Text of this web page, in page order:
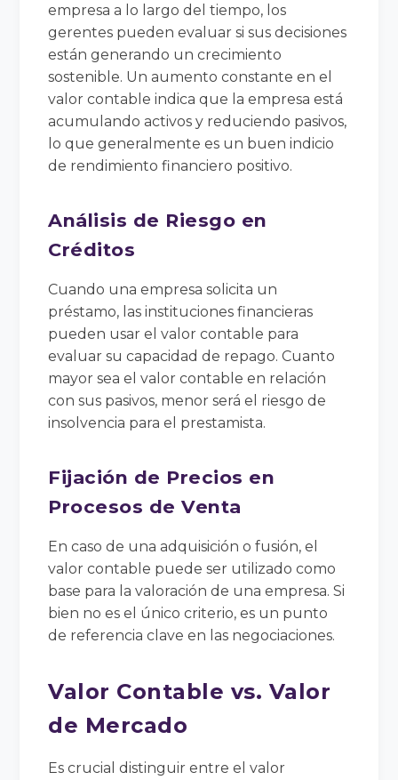
empresa a lo largo del tiempo, los
gerentes pueden evaluar si sus decisiones
están generando un crecimiento
sostenible. Un aumento constante en el
valor contable indica que la empresa está
acumulando activos y reduciendo pasivos,
lo que generalmente es un buen indicio
de rendimiento financiero positivo.
Análisis de Riesgo en
Créditos
Cuando una empresa solicita un
préstamo, las instituciones financieras
pueden usar el valor contable para
evaluar su capacidad de repago. Cuanto
mayor sea el valor contable en relación
con sus pasivos, menor será el riesgo de
insolvencia para el prestamista.
Fijación de Precios en
Procesos de Venta
En caso de una adquisición o fusión, el
valor contable puede ser utilizado como
base para la valoración de una empresa. Si
bien no es el único criterio, es un punto
de referencia clave en las negociaciones.
Valor Contable vs. Valor
de Mercado
Es crucial distinguir entre el valor